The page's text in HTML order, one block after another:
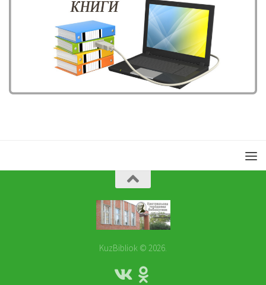
KuzBibliok © 2026.